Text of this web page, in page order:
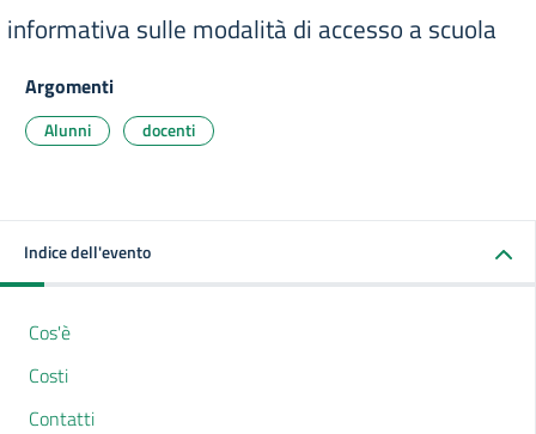
informativa sulle modalità di accesso a scuola
Argomenti
Alunni docenti
Indice dell'evento
Cos'è
Costi
Contatti